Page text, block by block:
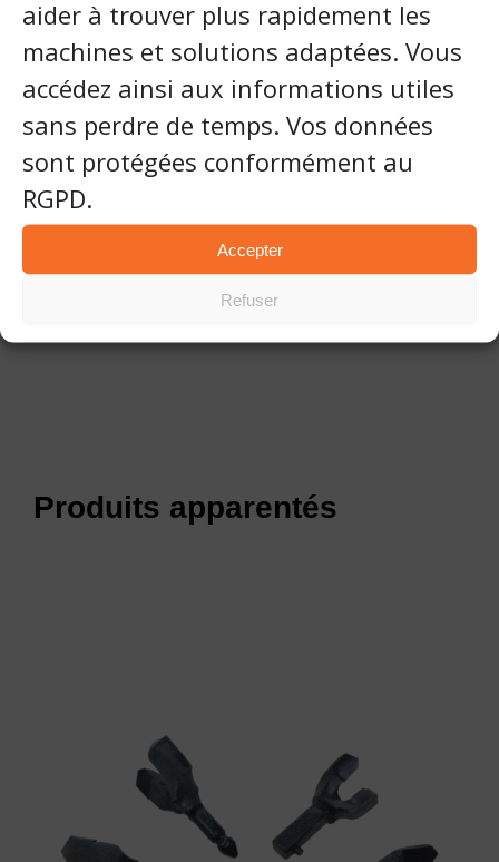
aider à trouver plus rapidement les
machines et solutions adaptées. Vous
accédez ainsi aux informations utiles
sans perdre de temps. Vos données
sont protégées conformément au
RGPD.
Accepter
Refuser
Vidéo
Galerie
Document technique
Pression de service 5 bars
Produits apparentés